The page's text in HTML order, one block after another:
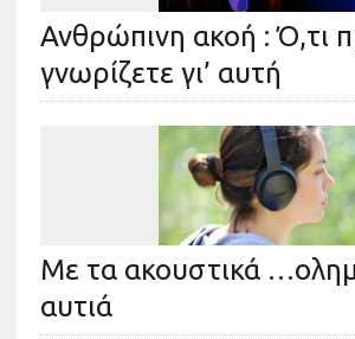
Ανθρώπινη ακοή : Ό,τι
γνωρίζετε γι’ αυτή
Με τα ακουστικά
αυτιά